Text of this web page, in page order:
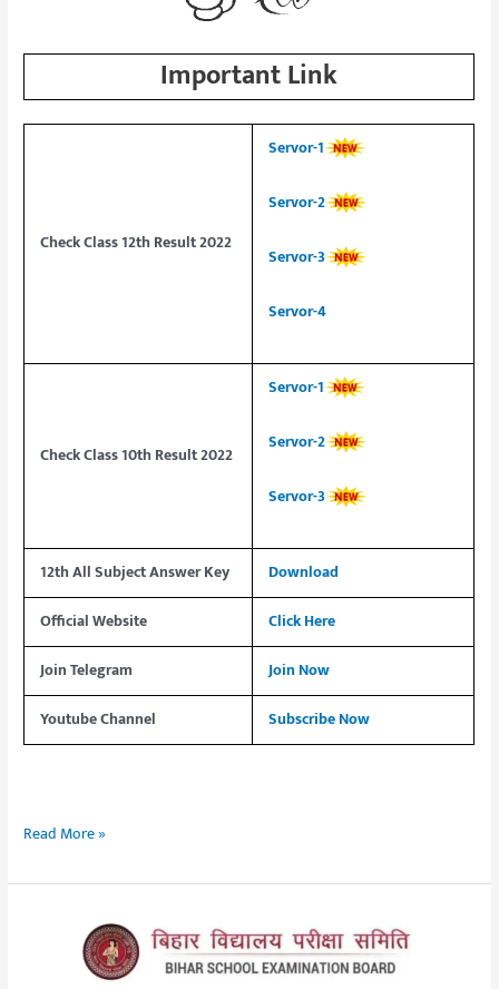
Important Link
Check Class 12th Result 2022
Servor-1
Servor-2
Servor-3
Servor-4
Check Class 10th Result 2022
Servor-1
Servor-2
Servor-3
12th All Subject Answer Key
Download
Official Website
Click Here
Join Telegram
Join Now
Youtube Channel
Subscribe Now
Read More »